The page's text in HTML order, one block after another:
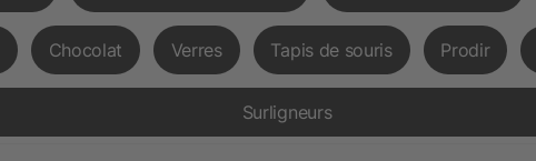
Chocolat Verres Tapis de souris Prodir
Surligneurs